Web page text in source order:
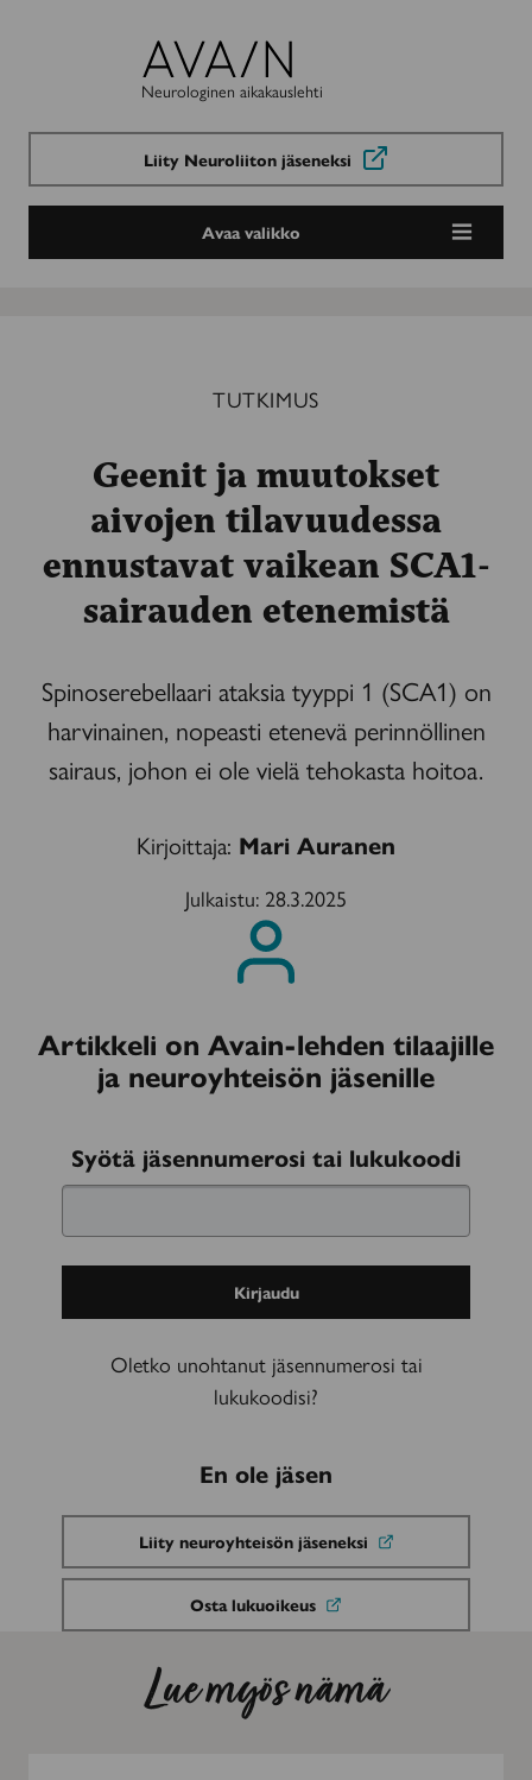
Avain-
lehti
Neurologinen aikakauslehti
Liity Neuroliiton jäseneksi
Avaa valikko
TUTKIMUS
Geenit ja muutokset
aivojen tilavuudessa
ennustavat vaikean SCA1-
sairauden etenemistä
Spinoserebellaari ataksia tyyppi 1 (SCA1) on
harvinainen, nopeasti etenevä perinnöllinen
sairaus, johon ei ole vielä tehokasta hoitoa.
Kirjoittaja: Mari Auranen
Julkaistu: 28.3.2025
Artikkeli on Avain-lehden tilaajille
ja neuroyhteisön jäsenille
Kirjaudu
sisään
Syötä jäsennumerosi tai lukukoodi
Oletko unohtanut jäsennumerosi tai
lukukoodisi?
En ole jäsen
Liity neuroyhteisön jäseneksi
Osta lukuoikeus
Lue myös nämä